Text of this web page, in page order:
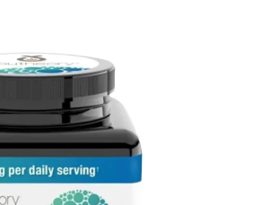
جوان کننده و ضد پیری پوست